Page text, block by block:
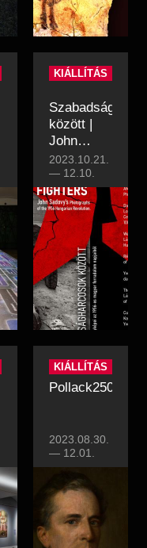
KIÁLLÍTÁS
között |
John
Sadovy
fényképei
az 1956-
os magyar
forradalom
napjaiból
2023.10.21.
— 12.10.
KIÁLLÍTÁS
Pollack250
2023.08.30.
— 12.01.